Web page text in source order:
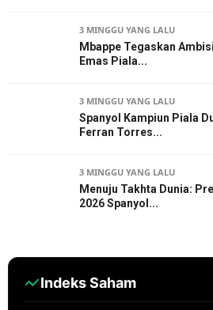
3 MINGGU YANG LALU
Mbappe Tegaskan
Emas Piala...
3 MINGGU YANG LALU
Spanyol Kampiun Piala
Ferran Torres...
3 MINGGU YANG LALU
Menuju Takhta Dunia:
2026 Spanyol...
Indeks Saham